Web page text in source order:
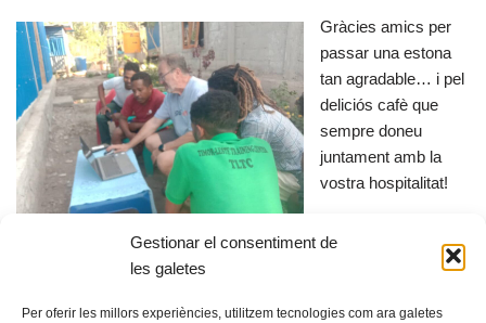
Gestionar el consentiment de
les galetes
Per oferir les millors experiències, utilitzem tecnologies com ara galetes
Gràcies amics per
passar una estona
tan agradable… i pel
deliciós cafè que
sempre doneu
juntament amb la
vostra hospitalitat!
a
E C
o